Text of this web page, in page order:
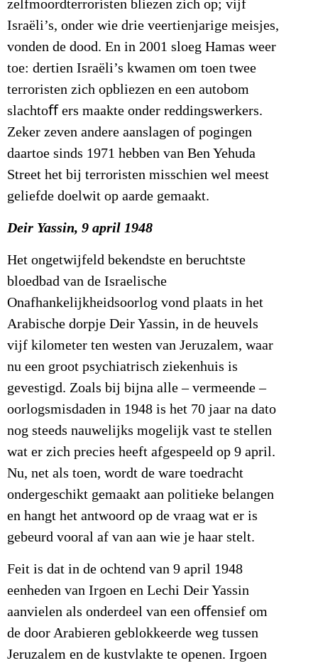
zelfmoordterroristen bliezen zich op; vijf
Israëli’s, onder wie drie veertienjarige meisjes,
vonden de dood. En in 2001 sloeg Hamas weer
toe: dertien Israëli’s kwamen om toen twee
terroristen zich opbliezen en een autobom
slachtoﬀ ers maakte onder reddingswerkers.
Zeker zeven andere aanslagen of pogingen
daartoe sinds 1971 hebben van Ben Yehuda
Street het bij terroristen misschien wel meest
geliefde doelwit op aarde gemaakt.
Deir Yassin, 9 april 1948
Het ongetwijfeld bekendste en beruchtste
bloedbad van de Israelische
Onafhankelijkheidsoorlog vond plaats in het
Arabische dorpje Deir Yassin, in de heuvels
vijf kilometer ten westen van Jeruzalem, waar
nu een groot psychiatrisch ziekenhuis is
gevestigd. Zoals bij bijna alle – vermeende –
oorlogsmisdaden in 1948 is het 70 jaar na dato
nog steeds nauwelijks mogelijk vast te stellen
wat er zich precies heeft afgespeeld op 9 april.
Nu, net als toen, wordt de ware toedracht
ondergeschikt gemaakt aan politieke belangen
en hangt het antwoord op de vraag wat er is
gebeurd vooral af van aan wie je haar stelt.
Feit is dat in de ochtend van 9 april 1948
eenheden van Irgoen en Lechi Deir Yassin
aanvielen als onderdeel van een oﬀensief om
de door Arabieren geblokkeerde weg tussen
Jeruzalem en de kustvlakte te openen. Irgoen